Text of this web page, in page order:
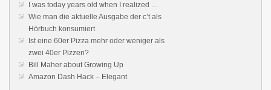
I was today years old when I realized …
Wie man die aktuelle Ausgabe der c’t als
Hörbuch konsumiert
Ist eine 60er Pizza mehr oder weniger als
zwei 40er Pizzen?
Bill Maher about Growing Up
Amazon Dash Hack – Elegant